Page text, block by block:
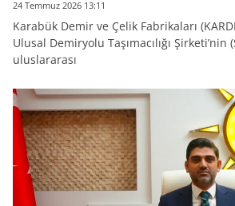
24 Temmuz 2026 13:11
Karabük Demir ve Çelik Fabrikaları
Ulusal Demiryolu Taşımacılığı Şirketi’nin
uluslararası